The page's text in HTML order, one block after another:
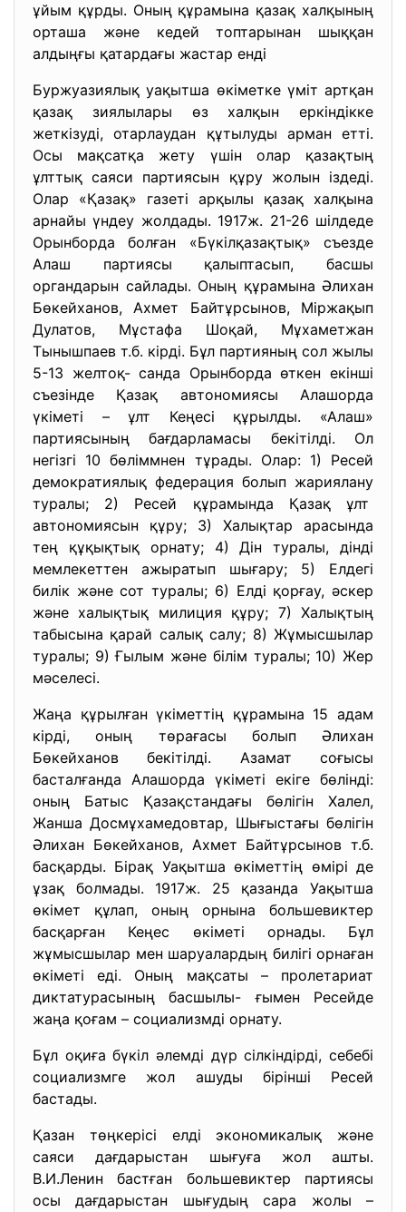
ұйым құрды. Оның құрамына қазақ халқының
орташа және кедей топтарынан шыққан
алдыңғы қатардағы жастар енді
Буржуазиялық уақытша өкіметке үміт артқан
қазақ зиялылары өз халқын еркіндікке
жеткізуді, отарлаудан құтылуды арман етті.
Осы мақсатқа жету үшін олар қазақтың
ұлттық саяси партиясын құру жолын іздеді.
Олар «Қазақ» газеті арқылы қазақ халқына
арнайы үндеу жолдады. 1917ж. 21-26 шілдеде
Орынборда болған «Бүкілқазақтық» съезде
Алаш партиясы қалыптасып, басшы
органдарын сайлады. Оның құрамына Әлихан
Бөкейханов, Ахмет Байтұрсынов, Міржақып
Дулатов, Мұстафа Шоқай, Мұхаметжан
Тынышпаев т.б. кірді. Бұл партияның сол жылы
5-13 желтоқ- санда Орынборда өткен екінші
съезінде Қазақ автономиясы Алашорда
үкіметі – ұлт Кеңесі құрылды. «Алаш»
партиясының бағдарламасы бекітілді. Ол
негізгі 10 бөліммнен тұрады. Олар: 1) Ресей
демократиялық федерация болып жариялану
туралы; 2) Ресей құрамында Қазақ ұлт
автономиясын құру; 3) Халықтар арасында
тең құқықтық орнату; 4) Дін туралы, дінді
мемлекеттен ажыратып шығару; 5) Елдегі
билік және сот туралы; 6) Елді қорғау, әскер
және халықтық милиция құру; 7) Халықтың
табысына қарай салық салу; 8) Жұмысшылар
туралы; 9) Ғылым және білім туралы; 10) Жер
мәселесі.
Жаңа құрылған үкіметтің құрамына 15 адам
кірді, оның төрағасы болып Әлихан
Бөкейханов бекітілді. Азамат соғысы
басталғанда Алашорда үкіметі екіге бөлінді:
оның Батыс Қазақстандағы бөлігін Халел,
Жанша Досмұхамедовтар, Шығыстағы бөлігін
Әлихан Бөкейханов, Ахмет Байтұрсынов т.б.
басқарды. Бірақ Уақытша өкіметтің өмірі де
ұзақ болмады. 1917ж. 25 қазанда Уақытша
өкімет құлап, оның орнына большевиктер
басқарған Кеңес өкіметі орнады. Бұл
жұмысшылар мен шаруалардың билігі орнаған
өкіметі еді. Оның мақсаты – пролетариат
диктатурасының басшылы- ғымен Ресейде
жаңа қоғам – социализмді орнату.
Бұл оқиға бүкіл әлемді дүр сілкіндірді, себебі
социализмге жол ашуды бірінші Ресей
бастады.
Қазан төңкерісі елді экономикалық және
саяси дағдарыстан шығуға жол ашты.
В.И.Ленин бастған большевиктер партиясы
осы дағдарыстан шығудың сара жолы –